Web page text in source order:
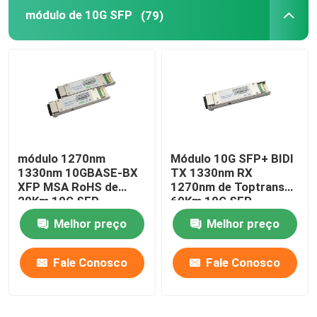
Módulo original de SFP
Transceptor ótico de SFP
Cabo Óptico DAC/AOC
módulo de 10G SFP (79)
módulo 1270nm
1330nm 10GBASE-BX
XFP MSA RoHS de
20Km 10G SFP
Melhor preço
Fale Conosco
Módulo 10G SFP+ BIDI
TX 1330nm RX
1270nm de Toptrans
60Km 10G SFP
Melhor preço
Fale Conosco